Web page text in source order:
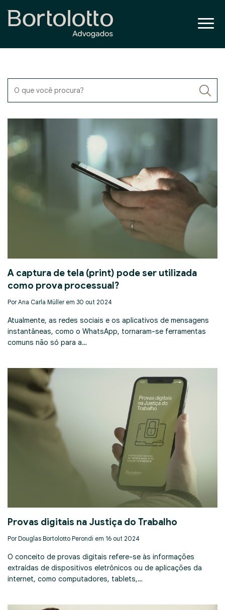
A captura de tela (print) pode ser utilizada
como prova processual?
Por Ana Carla Müller em 30 out 2024
Atualmente, as redes sociais e os aplicativos de mensagens
instantâneas, como o WhatsApp, tornaram-se ferramentas
comuns não só para a…
Provas digitais na Justiça do Trabalho
Por Douglas Bortolotto Perondi em 16 out 2024
O conceito de provas digitais refere-se às informações
extraídas de dispositivos eletrônicos ou de aplicações da
internet, como computadores, tablets,…